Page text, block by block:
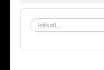
Ieškoti...